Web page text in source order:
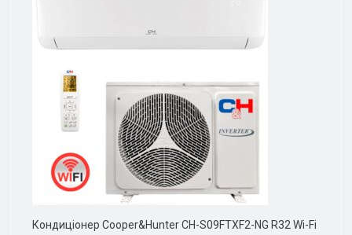
Кондиціонер Cooper&Hunter CH-S09FTXF2-NG R32 Wi-Fi